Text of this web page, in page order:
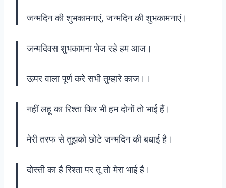
जन्मदिन की शुभकामनाएं, जन्मदिन की शुभकामनाएं।
जन्मदिवस शुभकामना भेज रहे हम आज।
ऊपर वाला पूर्ण करे सभी तुम्हारे काज।।
नहीं लहू का रिश्ता फिर भी हम दोनों तो भाई हैं।
मेरी तरफ से तुझको छोटे जन्मदिन की बधाई है।
दोस्ती का है रिश्ता पर तू तो मेरा भाई है।